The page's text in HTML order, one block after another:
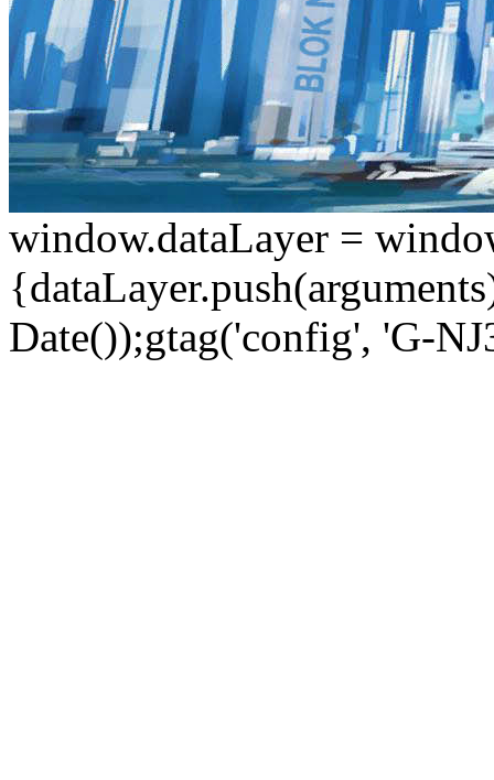
window.dataLayer =
Date());gtag('config', 'G-